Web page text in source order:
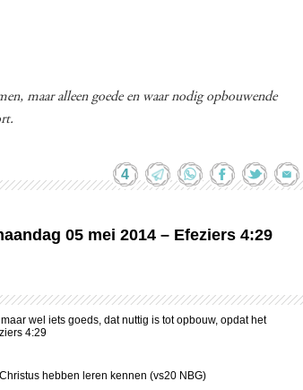
maar alleen goede en waar nodig opbouwende
4
05 mei 2014 – Efeziers 4:29
wel iets goeds, dat nuttig is tot opbouw, opdat het
4:29
hebben leren kennen (vs20 NBG)